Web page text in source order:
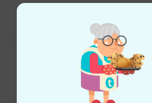
Alle Preise inkl. MwSt.
Gefällt Ihnen, was Sie
Hilfe &